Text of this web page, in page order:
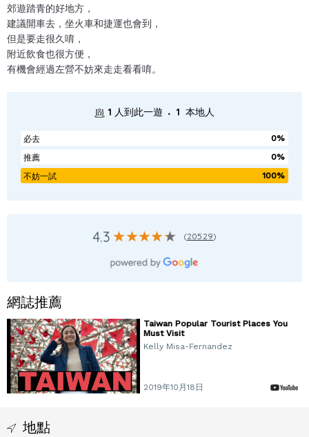
郊遊踏青的好地方，
建議開車去，坐火車和捷運也會到，
但是要走很久唷，
附近飲食也很方便，
有機會經過左營不妨來走走看看唷。
1 人到此一遊 . 1 本地人
必去
0%
推薦
0%
不妨一試
100%
4.3 (20529)
網誌推薦
Taiwan Popular Tourist Places You
Must Visit
Kelly Misa-Fernandez
2019年10月18日
地點